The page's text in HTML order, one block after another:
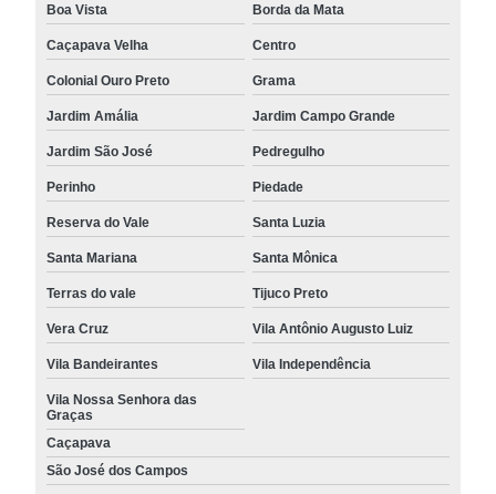
Boa Vista
Borda da Mata
Caçapava Velha Centro
Colonial Ouro Preto Grama
Jardim Amália Jardim Campo Grande
Jardim São José Pedregulho
Perinho Piedade
Reserva do Vale Santa Luzia
Santa Mariana Santa Mônica
Terras do vale Tijuco Preto
Vera Cruz Vila Antônio Augusto Luiz
Vila Bandeirantes Vila Independência
Vila Nossa Senhora das
Graças
Caçapava
São José dos Campos